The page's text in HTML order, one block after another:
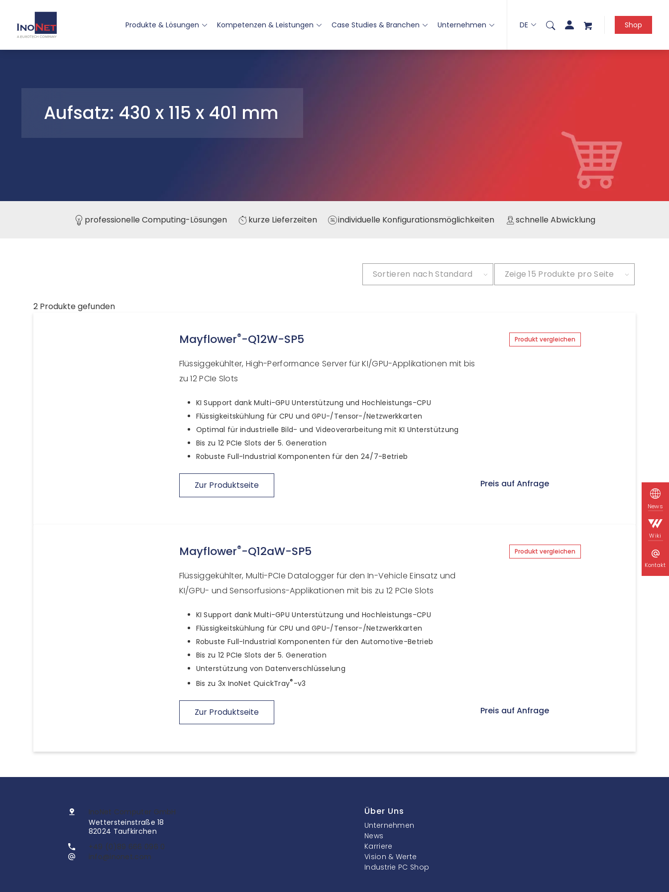
Produkte & Lösungen Kompetenzen & Leistungen Case Studies & Branchen Unternehmen DE Shop
News
Wiki
Kontakt
Aufsatz: 430 x 115 x 401 mm
professionelle Computing-Lösungen kurze Lieferzeiten individuelle Konfigurationsmöglichkeiten schnelle Abwicklung
Sortieren nachStandard Zeige15 Produkte pro Seite
2 Produkte gefunden
Mayflower®-Q12W-SP5
Flüssiggekühlter, High-Performance Server für KI/GPU-Applikationen mit bis
zu 12 PCIe Slots
KI Support dank Multi-GPU Unterstützung und Hochleistungs-CPU
Flüssigkeitskühlung für CPU und GPU-/Tensor-/Netzwerkkarten
Optimal für industrielle Bild- und Videoverarbeitung mit KI Unterstützung
Bis zu 12 PCIe Slots der 5. Generation
Robuste Full-Industrial Komponenten für den 24/7-Betrieb
Zur Produktseite
Produkt vergleichen
Preis auf Anfrage
Mayflower®-Q12aW-SP5
Flüssiggekühlter, Multi-PCIe Datalogger für den In-Vehicle Einsatz und
KI/GPU- und Sensorfusions-Applikationen mit bis zu 12 PCIe Slots
KI Support dank Multi-GPU Unterstützung und Hochleistungs-CPU
Flüssigkeitskühlung für CPU und GPU-/Tensor-/Netzwerkkarten
Robuste Full-Industrial Komponenten für den Automotive-Betrieb
Bis zu 12 PCIe Slots der 5. Generation
Unterstützung von Datenverschlüsselung
Bis zu 3x InoNet QuickTray®-v3
Zur Produktseite
Produkt vergleichen
Preis auf Anfrage
InoNet Computer GmbH
Wettersteinstraße 18
82024 Taufkirchen
+49 (0)89 666 096 0
info@inonet.com
Über Uns
Unternehmen
News
Karriere
Vision & Werte
Industrie PC Shop